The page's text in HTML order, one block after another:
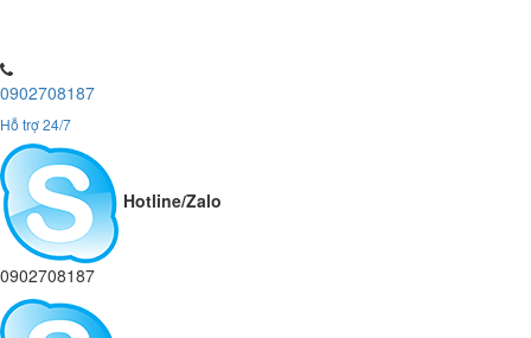
0902708187
Hỗ trợ 24/7
Hotline/Zalo
0902708187